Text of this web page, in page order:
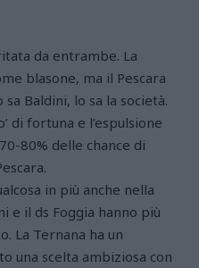
da entrambe. La
blasone, ma il Pescara
sa Baldini, lo sa la società.
di fortuna e l’espulsione
80% delle chance di
in più anche nella
e il ds Foggia hanno più
La Ternana ha un
una scelta ambiziosa con